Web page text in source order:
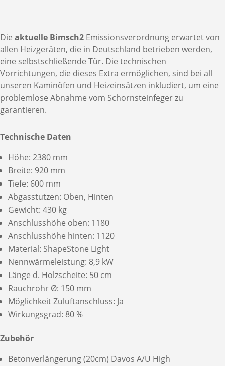
Die aktuelle Bimsch2 Emissionsverordnung erwartet von
allen Heizgeräten, die in Deutschland betrieben werden,
eine selbstschließende Tür. Die technischen
Vorrichtungen, die dieses Extra ermöglichen, sind bei all
unseren Kaminöfen und Heizeinsätzen inkludiert, um eine
problemlose Abnahme vom Schornsteinfeger zu
garantieren.
Technische Daten
Höhe: 2380 mm
Breite: 920 mm
Tiefe: 600 mm
Abgasstutzen: Oben, Hinten
Gewicht: 430 kg
Anschlusshöhe oben: 1180
Anschlusshöhe hinten: 1120
Material: ShapeStone Light
Nennwärmeleistung: 8,9 kW
Länge d. Holzscheite: 50 cm
Rauchrohr Ø: 150 mm
Möglichkeit Zuluftanschluss: Ja
Wirkungsgrad: 80 %
Zubehör
Betonverlängerung (20cm) Davos A/U High